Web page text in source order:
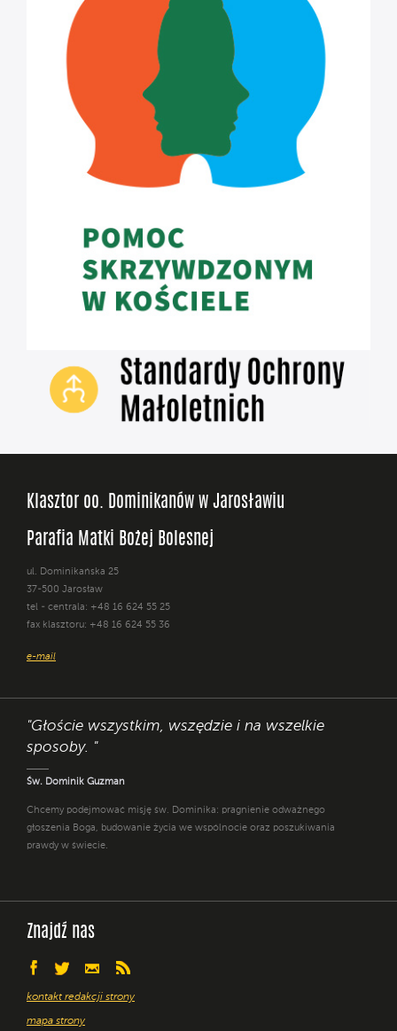
Klasztor oo. Dominikanów w Jarosławiu
Parafia Matki Bożej Bolesnej
ul. Dominikańska 25
37-500 Jarosław
tel - centrala: +48 16 624 55 25
fax klasztoru: +48 16 624 55 36
e-mail
"Głoście wszystkim, wszędzie i na wszelkie
sposoby. "
Św. Dominik Guzman
Chcemy podejmować misję św. Dominika: pragnienie odważnego
głoszenia Boga, budowanie życia we wspólnocie oraz poszukiwania
prawdy w świecie.
Znajdź nas
kontakt redakcji strony
mapa strony